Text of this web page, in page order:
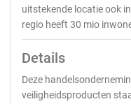
uitstekende locatie ook
regio heeft 30 mio
Details
Deze
veiligheidsproducten